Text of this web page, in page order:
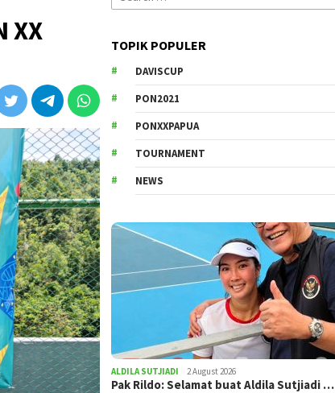
XX
for:
TOPIK POPULER
DAVISCUP
PON2021
PONXXPAPUA
TOURNAMENT
NEWS
ALDILA SUTJIADI 2 August 2026
Pak Rildo: Selamat buat Aldila Sutjiadi …